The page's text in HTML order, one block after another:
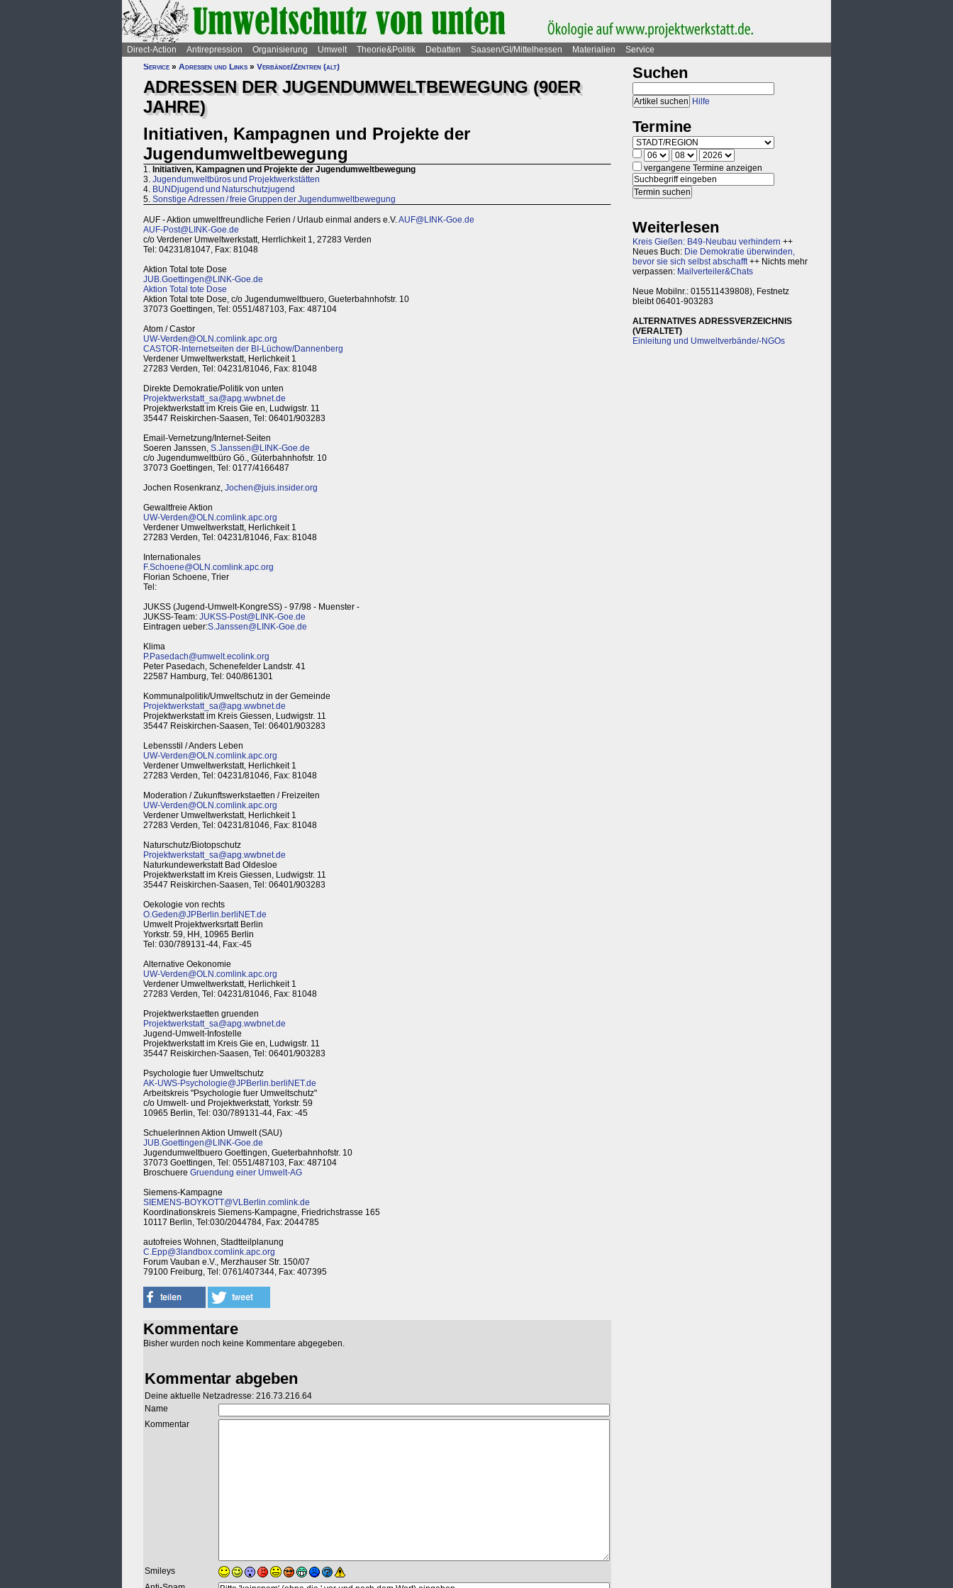
Direct-Action Antirepression Organisierung Umwelt Theorie&Politik Debatten Saasen/GI/Mittelhessen Materialien
Service
Service » Adressen und Links » Verbände/Zentren (alt)
ADRESSEN DER JUGENDUMWELTBEWEGUNG (90ER
JAHRE)
Initiativen, Kampagnen und Projekte der
Jugendumweltbewegung
1. Initiativen, Kampagnen und Projekte der Jugendumweltbewegung
3. Jugendumweltbüros und Projektwerkstätten
4. BUNDjugend und Naturschutzjugend
5. Sonstige Adressen / freie Gruppen der Jugendumweltbewegung
AUF - Aktion umweltfreundliche Ferien / Urlaub einmal anders e.V.AUF@LINK-Goe.de
AUF-Post@LINK-Goe.de
c/o Verdener Umweltwerkstatt, Herrlichkeit 1, 27283 Verden
Tel: 04231/81047, Fax: 81048
Aktion Total tote Dose
JUB.Goettingen@LINK-Goe.de
Aktion Total tote Dose
Aktion Total tote Dose, c/o Jugendumweltbuero, Gueterbahnhofstr. 10
37073 Goettingen, Tel: 0551/487103, Fax: 487104
Atom / Castor
UW-Verden@OLN.comlink.apc.org
CASTOR-Internetseiten der BI-Lüchow/Dannenberg
Verdener Umweltwerkstatt, Herlichkeit 1
27283 Verden, Tel: 04231/81046, Fax: 81048
Direkte Demokratie/Politik von unten
Projektwerkstatt_sa@apg.wwbnet.de
Projektwerkstatt im Kreis Gie en, Ludwigstr. 11
35447 Reiskirchen-Saasen, Tel: 06401/903283
Email-Vernetzung/Internet-Seiten
Soeren Janssen, S.Janssen@LINK-Goe.de
c/o Jugendumweltbüro Gö., Güterbahnhofstr. 10
37073 Goettingen, Tel: 0177/4166487
Jochen Rosenkranz, Jochen@juis.insider.org
Gewaltfreie Aktion
UW-Verden@OLN.comlink.apc.org
Verdener Umweltwerkstatt, Herlichkeit 1
27283 Verden, Tel: 04231/81046, Fax: 81048
Internationales
F.Schoene@OLN.comlink.apc.org
Florian Schoene, Trier
Tel:
JUKSS (Jugend-Umwelt-KongreSS) - 97/98 - Muenster -
JUKSS-Team: JUKSS-Post@LINK-Goe.de
Eintragen ueber:S.Janssen@LINK-Goe.de
Klima
P.Pasedach@umwelt.ecolink.org
Peter Pasedach, Schenefelder Landstr. 41
22587 Hamburg, Tel: 040/861301
Kommunalpolitik/Umweltschutz in der Gemeinde
Projektwerkstatt_sa@apg.wwbnet.de
Projektwerkstatt im Kreis Giessen, Ludwigstr. 11
35447 Reiskirchen-Saasen, Tel: 06401/903283
Lebensstil / Anders Leben
UW-Verden@OLN.comlink.apc.org
Verdener Umweltwerkstatt, Herlichkeit 1
27283 Verden, Tel: 04231/81046, Fax: 81048
Moderation / Zukunftswerkstaetten / Freizeiten
UW-Verden@OLN.comlink.apc.org
Verdener Umweltwerkstatt, Herlichkeit 1
27283 Verden, Tel: 04231/81046, Fax: 81048
Naturschutz/Biotopschutz
Projektwerkstatt_sa@apg.wwbnet.de
Naturkundewerkstatt Bad Oldesloe
Projektwerkstatt im Kreis Giessen, Ludwigstr. 11
35447 Reiskirchen-Saasen, Tel: 06401/903283
Oekologie von rechts
O.Geden@JPBerlin.berliNET.de
Umwelt Projektwerksrtatt Berlin
Yorkstr. 59, HH, 10965 Berlin
Tel: 030/789131-44, Fax:-45
Alternative Oekonomie
UW-Verden@OLN.comlink.apc.org
Verdener Umweltwerkstatt, Herlichkeit 1
27283 Verden, Tel: 04231/81046, Fax: 81048
Projektwerkstaetten gruenden
Projektwerkstatt_sa@apg.wwbnet.de
Jugend-Umwelt-Infostelle
Projektwerkstatt im Kreis Gie en, Ludwigstr. 11
35447 Reiskirchen-Saasen, Tel: 06401/903283
Psychologie fuer Umweltschutz
AK-UWS-Psychologie@JPBerlin.berliNET.de
Arbeitskreis "Psychologie fuer Umweltschutz"
c/o Umwelt- und Projektwerkstatt, Yorkstr. 59
10965 Berlin, Tel: 030/789131-44, Fax: -45
SchuelerInnen Aktion Umwelt (SAU)
JUB.Goettingen@LINK-Goe.de
Jugendumweltbuero Goettingen, Gueterbahnhofstr. 10
37073 Goettingen, Tel: 0551/487103, Fax: 487104
Broschuere Gruendung einer Umwelt-AG
Siemens-Kampagne
SIEMENS-BOYKOTT@VLBerlin.comlink.de
Koordinationskreis Siemens-Kampagne, Friedrichstrasse 165
10117 Berlin, Tel:030/2044784, Fax: 2044785
autofreies Wohnen, Stadtteilplanung
C.Epp@3landbox.comlink.apc.org
Forum Vauban e.V., Merzhauser Str. 150/07
79100 Freiburg, Tel: 0761/407344, Fax: 407395
Kommentare
Bisher wurden noch keine Kommentare abgegeben.
Kommentar abgeben
Deine aktuelle Netzadresse: 216.73.216.64
Name
Kommentar
Smileys
Suchen
Hilfe
Termine
vergangene Termine anzeigen
Weiterlesen
Kreis Gießen: B49-Neubau verhindern ++
Neues Buch: Die Demokratie überwinden,
bevor sie sich selbst abschafft++ Nichts mehr
verpassen: Mailverteiler&Chats
Neue Mobilnr.: 015511439808), Festnetz
bleibt 06401-903283
ALTERNATIVES ADRESSVERZEICHNIS
(VERALTET)
Einleitung und Umweltverbände/-NGOs